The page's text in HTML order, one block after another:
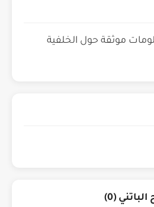
موثقة حول الخلفية
(0)